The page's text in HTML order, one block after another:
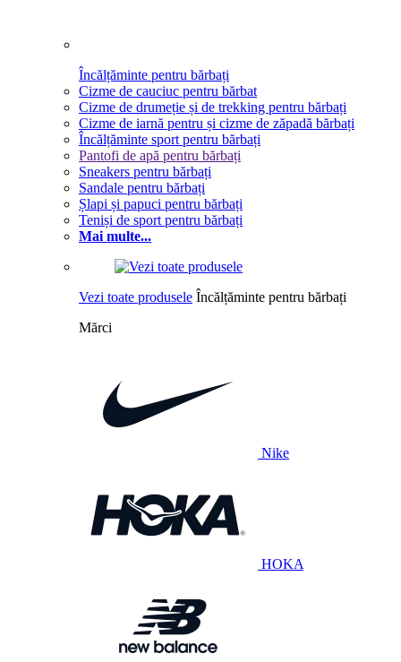
Încălțăminte pentru bărbați
Cizme de cauciuc pentru bărbat
Cizme de drumeție și de trekking pentru bărbați
Cizme de iarnă pentru și cizme de zăpadă bărbați
Încălțăminte sport pentru bărbați
Pantofi de apă pentru bărbați
Sneakers pentru bărbați
Sandale pentru bărbați
Șlapi și papuci pentru bărbați
Teniși de sport pentru bărbați
Mai multe...
Vezi toate produsele Încălțăminte pentru bărbați
Mărci
Nike
HOKA